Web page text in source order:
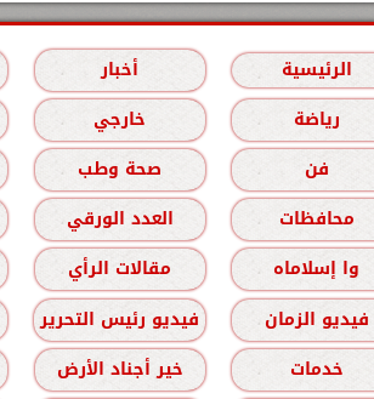
الرئيسية أخبار
رياضة
خارجي
فن
صحة وطب
محافظات
العدد الورقي
وا إسلاماه
مقالات الرأي
فيديو الزمان
فيديو رئيس التحرير
خدمات
خير أجناد الأرض